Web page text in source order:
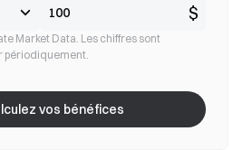
$
Market Data. Les chiffres sont
périodiquement.
vos bénéfices